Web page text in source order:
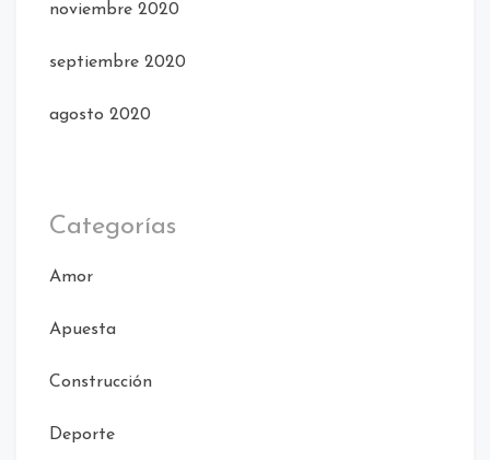
noviembre 2020
septiembre 2020
agosto 2020
Categorías
Amor
Apuesta
Construcción
Deporte